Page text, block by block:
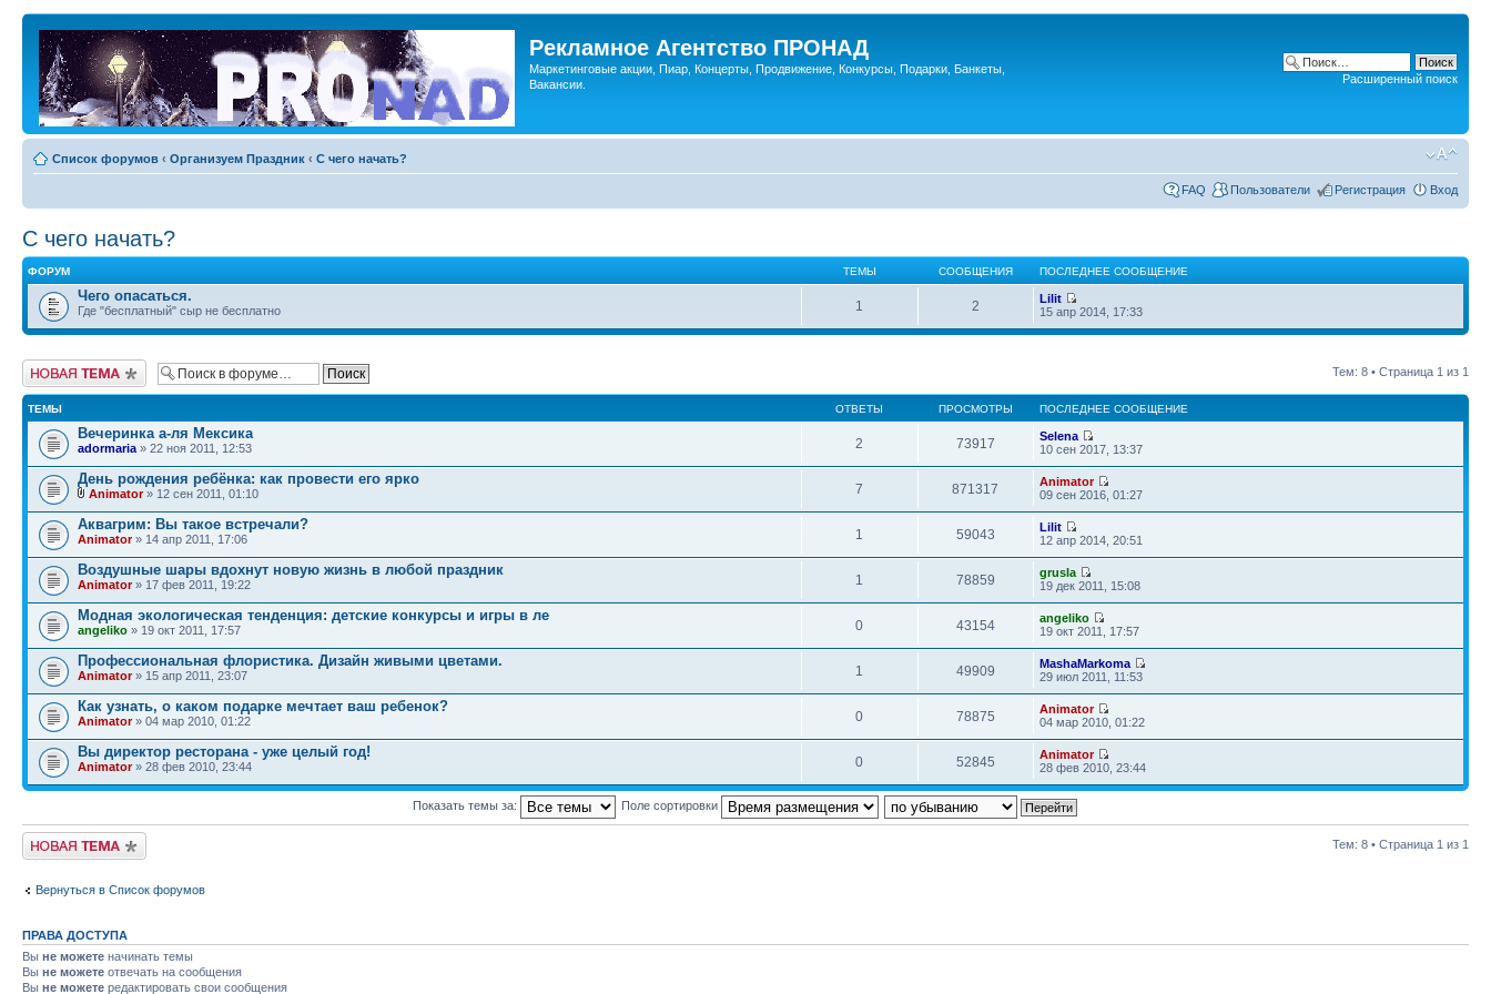
Рекламное Агентство ПРОНАД
Маркетинговые акции, Пиар, Концерты, Продвижение, Конкурсы, Подарки, Банкеты,
Вакансии.
Расширенный поиск
Список форумов ‹ Организуем Праздник ‹ С чего начать?
FAQ Пользователи Регистрация Вход
С чего начать?
ФОРУМ ТЕМЫ СООБЩЕНИЯ ПОСЛЕДНЕЕ СООБЩЕНИЕ
Чего опасаться.
Где "бесплатный" сыр не бесплатно 1 2
Lilit
15 апр 2014, 17:33
Новая тема Тем: 8 • Страница 1 из 1
ТЕМЫ ОТВЕТЫ ПРОСМОТРЫ ПОСЛЕДНЕЕ СООБЩЕНИЕ
Вечеринка а-ля Мексика
adormaria » 22 ноя 2011, 12:53 2 73917
Selena
10 сен 2017, 13:37
День рождения ребёнка: как провести его ярко
Animator» 12 сен 2011, 01:10 7 871317
Animator
09 сен 2016, 01:27
Аквагрим: Вы такое встречали?
Animator» 14 апр 2011, 17:06 1 59043
Lilit
12 апр 2014, 20:51
Воздушные шары вдохнут новую жизнь в любой праздник
Animator» 17 фев 2011, 19:22 1 78859
grusla
19 дек 2011, 15:08
Модная экологическая тенденция: детские конкурсы и игры в ле
angeliko » 19 окт 2011, 17:57 0 43154
angeliko
19 окт 2011, 17:57
Профессиональная флористика. Дизайн живыми цветами.
Animator» 15 апр 2011, 23:07 1 49909
MashaMarkoma
29 июл 2011, 11:53
Как узнать, о каком подарке мечтает ваш ребенок?
Animator» 04 мар 2010, 01:22 0 78875
Animator
04 мар 2010, 01:22
Вы директор ресторана - уже целый год!
Animator» 28 фев 2010, 23:44 0 52845
Animator
28 фев 2010, 23:44
Показать темы за: Поле сортировки
Новая тема Тем: 8 • Страница 1 из 1
Вернуться в Список форумов
ПРАВА ДОСТУПА
Вы не можете начинать темы
Вы не можете отвечать на сообщения
Вы не можете редактировать свои сообщения